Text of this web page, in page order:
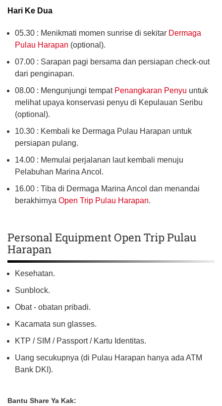
Hari Ke Dua
05.30 : Menikmati momen sunrise di sekitar Dermaga
Pulau Harapan (optional).
07.00 : Sarapan pagi bersama dan persiapan check-out
dari penginapan.
08.00 : Mengunjungi tempat Penangkaran Penyu untuk
melihat upaya konservasi penyu di Kepulauan Seribu
(optional).
10.30 : Kembali ke Dermaga Pulau Harapan untuk
persiapan pulang.
14.00 : Memulai perjalanan laut kembali menuju
Pelabuhan Marina Ancol.
16.00 : Tiba di Dermaga Marina Ancol dan menandai
berakhirnya Open Trip Pulau Harapan.
Personal Equipment Open Trip Pulau
Harapan
Kesehatan.
Sunblock.
Obat - obatan pribadi.
Kacamata sun glasses.
KTP / SIM / Passport / Kartu Identitas.
Uang secukupnya (di Pulau Harapan hanya ada ATM
Bank DKI).
Bantu Share Ya Kak: